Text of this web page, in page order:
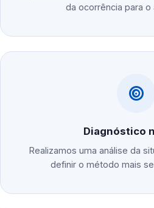
da ocorrência para o
Diagnóstico
Realizamos uma análise da
definir o método mais